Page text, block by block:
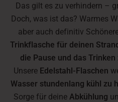
Das gilt es zu verhindern –
Doch, was ist das? Warmes
aber auch definitiv
Trinkflasche für deinen
die Pause und das
Unsere Edelstahl-Flaschen
Wasser stundenlang kühl zu
Sorge für deine Abkühlung